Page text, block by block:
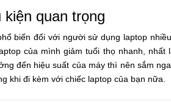
kiện quan trọng
biến đối với người sử dụng laptop
của mình giảm tuổi thọ nhanh,
đến hiệu suất của máy thì nên sắm
khi đi kèm với chiếc laptop của bạn nữa.